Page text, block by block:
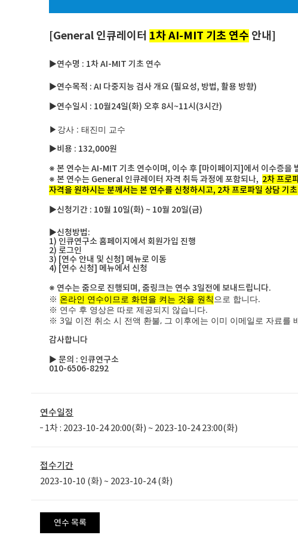
[General 인큐레이터 1차 AI-MIT 기초 연수 안내]
▶연수명 : 1차 AI-MIT 기초 연수
▶연수목적 : AI 다중지능 검사 개요 (필요성, 방법, 활용 방향)
▶연수일시 : 10월24일(화) 오후 8시~11시(3시간)
▶강사 : 태진미 교수
▶비용 : 132,000원
※ 본 연수는 AI-MIT 기초 연수이며, 이수 후 [마이페이지]에서 이수증을
※ 본 연수는 General 인큐레이터 자격 취득 과정에 포함되나, 2차 프로
자격을 원하시는 분께서는 본 연수를 신청하시고, 2차 프로파일 상담 기
▶신청기간 : 10월 10일(화) ~ 10월 20일(금)
▶신청방법:
1) 인큐연구소 홈페이지에서 회원가입 진행
2) 로그인
3) [연수 안내 및 신청] 메뉴로 이동
4) [연수 신청] 메뉴에서 신청
※ 연수는 줌으로 진행되며, 줌링크는 연수 3일전에 보내드립니다.
※ 온라인 연수이므로 화면을 켜는 것을 원칙으로 합니다.
※ 연수 후 영상은 따로 제공되지 않습니다.
※ 3일 이전 취소 시 전액 환불, 그 이후에는 이미 이메일로 자료를
감사합니다
▶ 문의 : 인큐연구소
010-6506-8292
연수일정
1차 : 2023-10-24 20:00(화) ~ 2023-10-24 23:00(화)
접수기간
2023-10-10 (화) ~ 2023-10-24 (화)
연수 목록